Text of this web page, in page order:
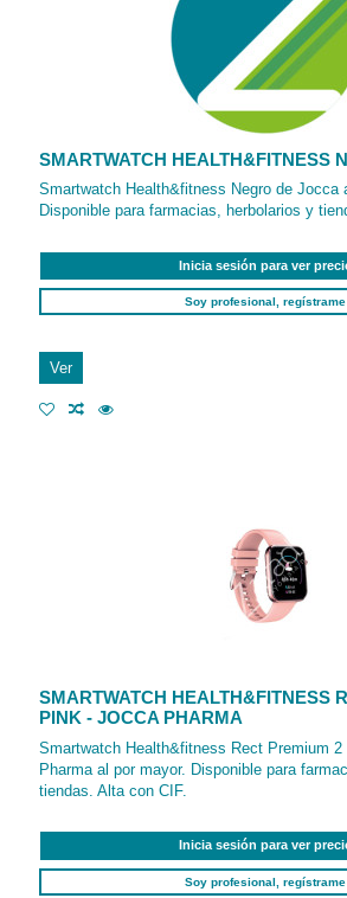
SMARTWATCH HEALTH&FITNESS
Smartwatch Health&fitness Negro de Jocca
Disponible para farmacias, herbolarios y
Inicia sesión para ver
Soy profesional, regístrame
Ver
SMARTWATCH HEALTH&FITNESS
PINK - JOCCA PHARMA
Smartwatch Health&fitness Rect Premium
Pharma al por mayor. Disponible para
tiendas. Alta con CIF.
Inicia sesión para ver
Soy profesional, regístrame